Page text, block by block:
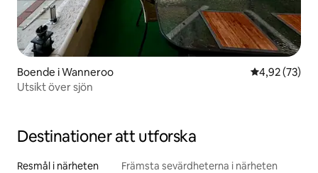
Boende i Wanneroo 4,92 av 5 i
4,92 (73)
Utsikt över sjön
Destinationer att utforska
Resmål i närheten Främsta sevärdheterna i närheten